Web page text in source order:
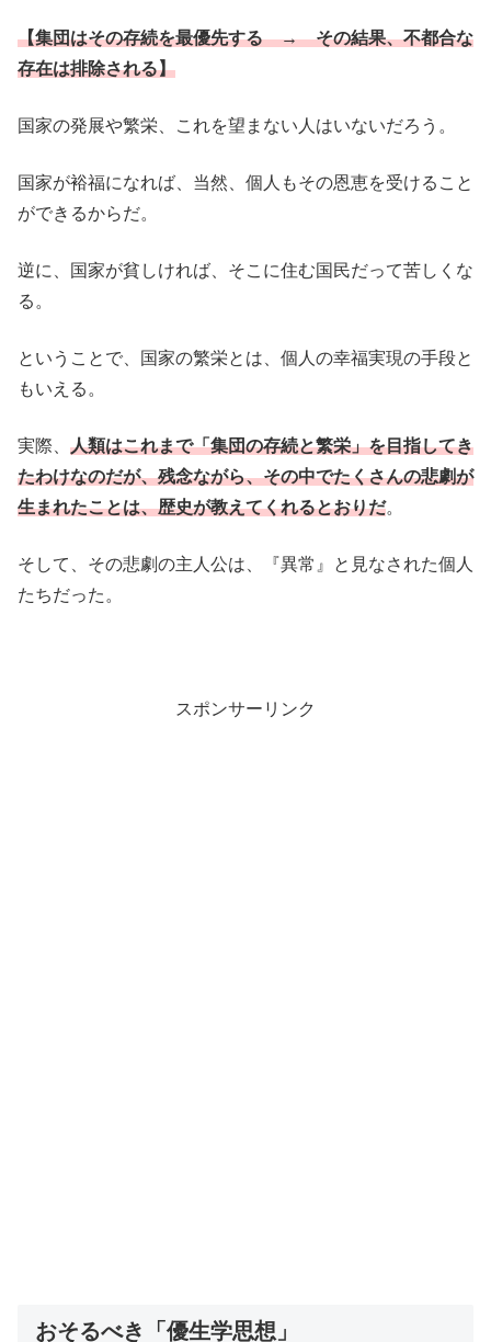
【集団はその存続を最優先する → その結果、不都合な
存在は排除される】
国家の発展や繁栄、これを望まない人はいないだろう。
国家が裕福になれば、当然、個人もその恩恵を受けること
ができるからだ。
逆に、国家が貧しければ、そこに住む国民だって苦しくな
る。
ということで、国家の繁栄とは、個人の幸福実現の手段と
もいえる。
実際、 人類はこれまで「集団の存続と繁栄」を目指してき
たわけなのだが、残念ながら、その中でたくさんの悲劇が
生まれたことは、歴史が教えてくれるとおりだ。
そして、その悲劇の主人公は、『異常』と見なされた個人
たちだった。
スポンサーリンク
おそるべき「優生学思想」